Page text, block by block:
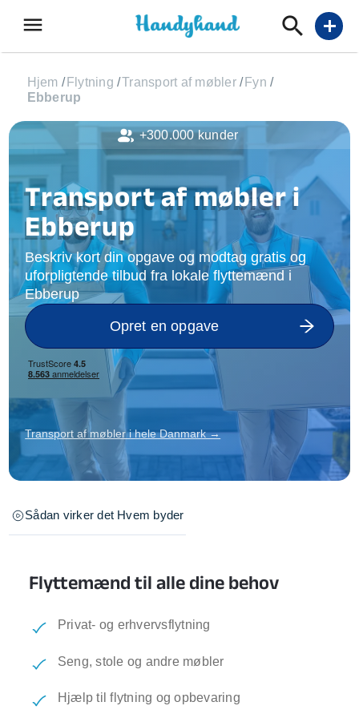
menu add
Hjem / Flytning /Transport af møbler / Fyn /
Ebberup
Transport af møbler i
Ebberup
Beskriv kort din opgave og modtag gratis og
uforpligtende tilbud fra lokale flyttemænd i
Ebberup
Opret en opgave
Transport af møbler i hele Danmark →
Sådan virker det Hvem byder
Flyttemænd til alle dine behov
Privat- og erhvervsflytning
Seng, stole og andre møbler
Hjælp til flytning og opbevaring
+300.000 kunder